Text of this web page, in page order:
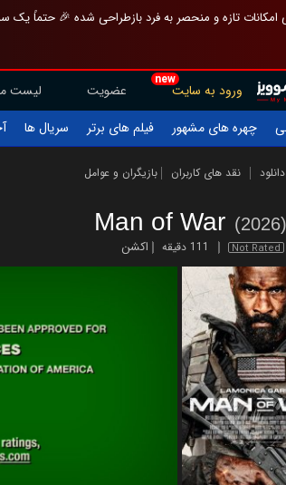
امکانات تازه و منحصر به فرد بازطراحی شده 🎉
new
ورود به سایت عضویت لیست
چهره های مشهور فیلم های برتر سریال ها
نقد های کاربران بازیگران و عوامل
Man of War (2026)
Not Rated 111 دقیقه اکشن